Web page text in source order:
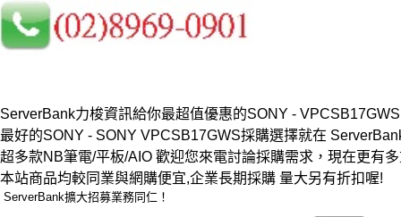
ServerBank力梭資訊給你最超值優惠的SONY -
最好的SONY - SONY VPCSB17GWS採購選擇就在
超多款NB筆電/平板/AIO 歡迎您來電討論採購需求，現在更有
本站商品均較同業與網購便宜,企業長期採購 量大另有折扣喔!
ServerBank擴大招募業務同仁！